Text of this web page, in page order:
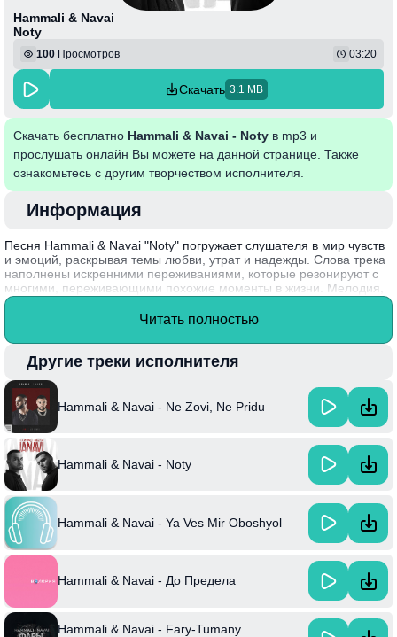
Hammali & Navai
Noty
100 Просмотров 03:20
Скачать 3.1 MB
Скачать бесплатно Hammali & Navai - Noty в mp3 и
прослушать онлайн Вы можете на данной странице. Также
ознакомьтесь с другим творчеством исполнителя.
Информация
Песня Hammali & Navai "Noty" погружает слушателя в мир чувств
и эмоций, раскрывая темы любви, утрат и надежды. Слова трека
наполнены искренними переживаниями, которые резонируют с
многими, переживающими похожие моменты в жизни. Мелодия,
гармонично сочетая в себе элементы хип-хопа и R&B, создает
атмосферу уюта и глубокой душевности, заставляя задуматься о
Интересный факт: Hammali & Navai стали популярными
благодаря своим совместным трекам, которые быстро находят
отклик у молодежной аудитории и становятся хитами на
музыкальных платформах.
Читать полностью
Другие треки исполнителя
Hammali & Navai - Ne Zovi, Ne Pridu
Hammali & Navai - Noty
Hammali & Navai - Ya Ves Mir Oboshyol
Hammali & Navai - До Предела
Hammali & Navai - Fary-Tumany